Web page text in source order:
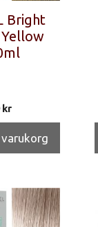
Bright
kr